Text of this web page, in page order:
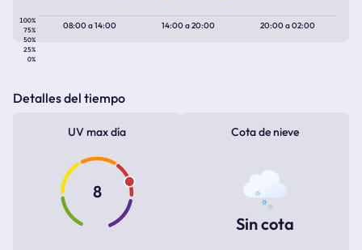
100%
75%
50%
25%
0%
08:00a14:00 14:00a20:00 20:00a02:00
Detalles del tiempo
UV max día
8
Cota de nieve
Sin cota